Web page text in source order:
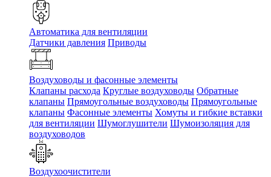
Автоматика для вентиляции
Датчики давления Приводы
Воздуховоды и фасонные элементы
Клапаны расхода Круглые воздуховоды Обратные
клапаны Прямоугольные воздуховоды Прямоугольные
клапаны Фасонные элементы Хомуты и гибкие вставки
для вентиляции Шумоглушители Шумоизоляция для
воздуховодов
Воздухоочистители